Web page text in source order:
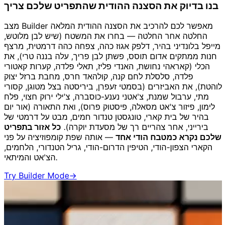
בנו בדיוק את הסצנה ההודית שהתפריט שלכם צריך
מצב Builder מאפשר לכם להרכיב את הסצנה ההודית המלאה
החלטה אחר החלטה — בחרו את המשטח (שיש לבן מלוטש,
מייפל בלונדיני בהיר, דלפק אגוז כהה, צפחה כהה דרמטית, מרצף
חנות ממתקים אדום תוסס, פשתן לבן פריך, עלה בננה טרי), את
הכלי (קאראהי נחושת, האנדי פליז, תאלי פלדה, קערות קאטורי
פלדה, סלסלת לחם קנה, קולהאד חרס, מחבת ברזל יצוק
לוהטת), את האביזרים (בסמטי זעפרן, ביריסטה בצל מטוגן, קסורי
מתי, ערבול שמנת, צ'אטני נענע-כוסברה, צ'ילי ירוק חצוי, פלח
לימון, פיזור צ'אט מסאלה, פיסטוק פרוס), ואת התאורה (אור יום
בהיר של בית קארי, טונגסטן טנדור חמים, מבט על דרמטי של
בירייני, אחר צהריים רך של מסעדת יוקרה). כל אזור בתפריט
שלכם נקרא כמטבח הודי אחד — אותה שפת קומפוזיציה על פני
הקארי הצפון-הודי, הטיפין הדרום-הודי, גריל הטנדורי, הלחמים,
הצ'אט והמיתאי.
Try Builder Mode→